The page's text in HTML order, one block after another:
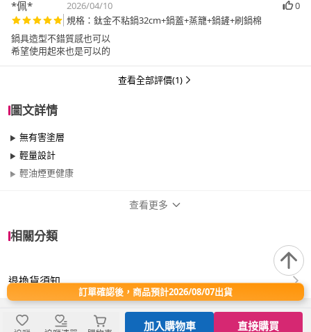
*佩* 2026/04/10
0
規格：鈦金不粘鍋32cm+鍋蓋+蒸籠+鍋鏟+刷鍋棉
鍋具造型不錯質感也可以
希望使用起來也是可以的
查看全部評價(1)
圖文詳情
無有害塗層
輕量設計
輕油煙更健康
材質 其他合金
適用於 電磁爐、瓦斯爐、電陶爐、卡式爐
查看更多
相關分類
退換貨須知
訂單確認後，商品預計2026/08/07出貨
加入購物車 直接購買